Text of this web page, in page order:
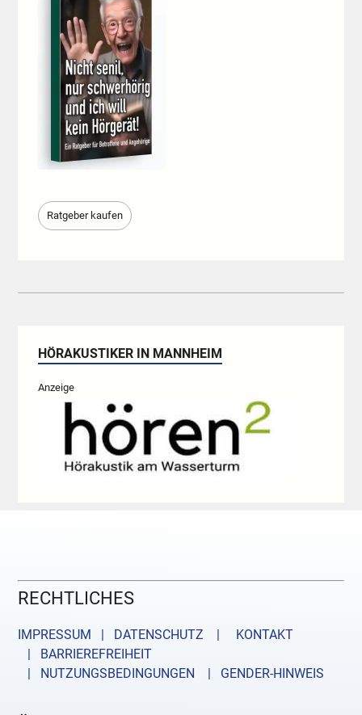
Ratgeber kaufen
HÖRAKUSTIKER IN MANNHEIM
Anzeige
RECHTLICHES
IMPRESSUM | DATENSCHUTZ |
KONTAKT
| BARRIEREFREIHEIT
| NUTZUNGSBEDINGUNGEN
| GENDER-HINWEIS